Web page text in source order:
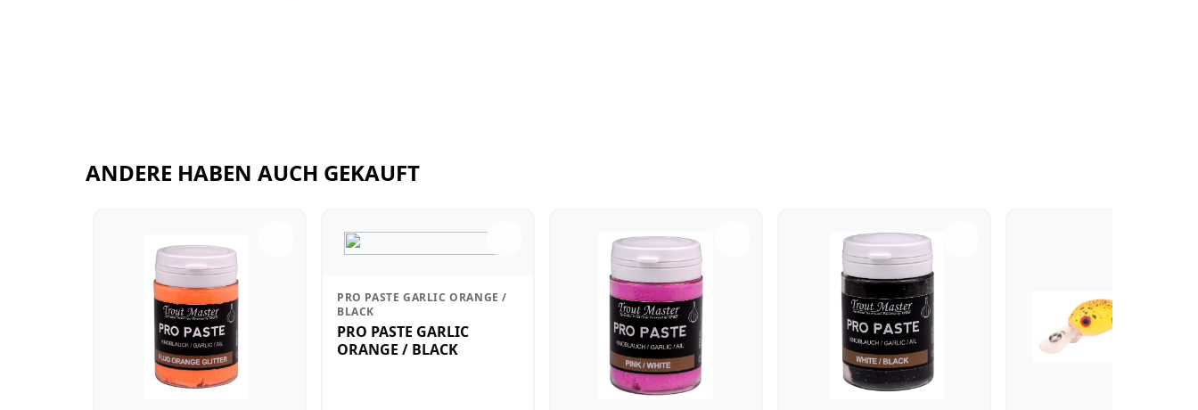
ANDERE HABEN AUCH GEKAUFT
PRO PASTE GARLIC ORANGE /
BLACK
PRO PASTE GARLIC
ORANGE / BLACK